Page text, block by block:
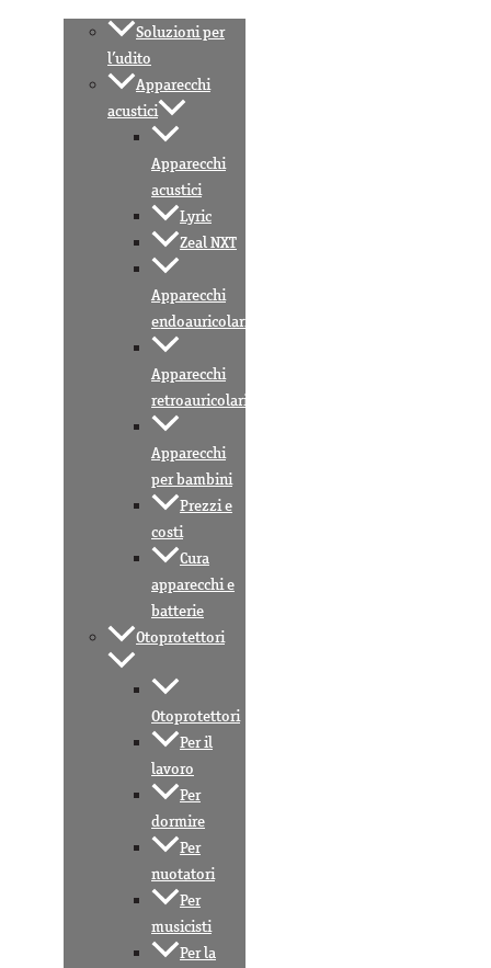
Soluzioni per
l’udito
Apparecchi
acustici
Apparecchi
acustici
Lyric
Zeal NXT
Apparecchi
endoauricolari
Apparecchi
retroauricolari
Apparecchi
per bambini
Prezzi e
costi
Cura
apparecchi e
batterie
Otoprotettori
Otoprotettori
Per il
lavoro
Per
dormire
Per
nuotatori
Per
musicisti
Per la